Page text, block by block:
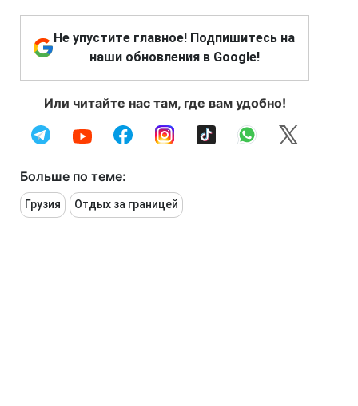
Не упустите главное! Подпишитесь на
наши обновления в Google!
Или читайте нас там, где вам удобно!
Больше по теме:
Грузия Отдых за границей